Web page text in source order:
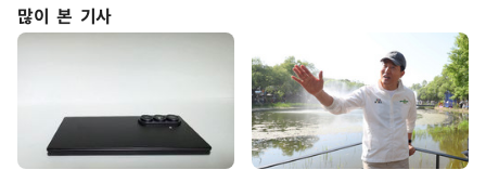
많이 본 기사